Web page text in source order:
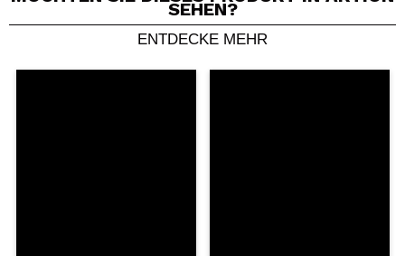
Ein Video oder Foto teilen
Dein Video könnte das erste sein. Stell es dir vor...
SEHEN?
ENTDECKE MEHR